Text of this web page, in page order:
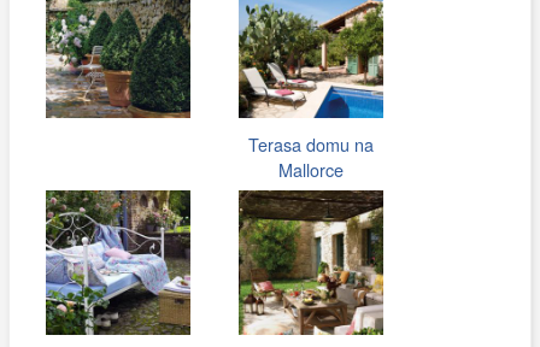
Terasa domu na
Mallorce